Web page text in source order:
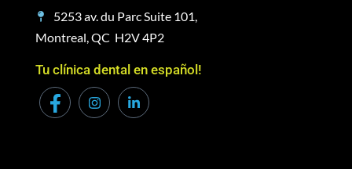
5253 av. du Parc Suite 101,
Montreal, QC H2V 4P2
Tu clínica dental en español!